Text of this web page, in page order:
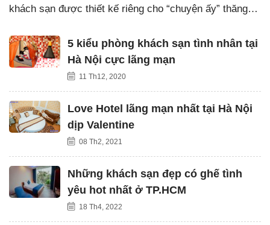
khách sạn được thiết kế riêng cho “chuyện ấy” thăng…
5 kiểu phòng khách sạn tình nhân tại
Hà Nội cực lãng mạn
11 Th12, 2020
Love Hotel lãng mạn nhất tại Hà Nội
dịp Valentine
08 Th2, 2021
Những khách sạn đẹp có ghế tình
yêu hot nhất ở TP.HCM
18 Th4, 2022